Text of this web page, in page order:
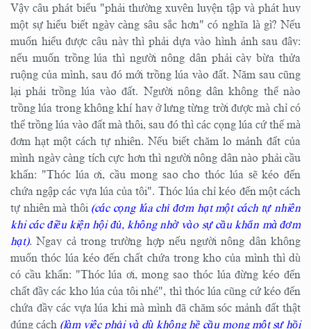
Vậy câu phát biểu "phải thường xuyên luyện tập và phát huy
một sự hiểu biết ngày càng sâu sắc hơn" có nghĩa là gì? Nếu
muốn hiểu được câu này thì phải dựa vào hình ảnh sau đây:
nếu muốn trồng lúa thì người nông dân phải cày bừa thửa
ruộng của mình, sau đó mới trồng lúa vào đất. Năm sau cũng
lại phải trồng lúa vào đất. Người nông dân không thể nào
trồng lúa trong không khí hay ở lưng từng trời được mà chỉ có
thể trồng lúa vào đất mà thôi, sau đó thì các cọng lúa cứ thế mà
đơm hạt một cách tự nhiên. Nếu biết chăm lo mảnh đất của
mình ngày càng tích cực hơn thì người nông dân nào phải cầu
khẩn: "Thóc lúa ơi, cầu mong sao cho thóc lúa sẽ kéo đến
chứa ngập các vựa lúa của tôi". Thóc lúa chỉ kéo đến một cách
tự nhiên mà thôi (các cọng lúa chỉ đơm hạt một cách tự nhiên
khi các điều kiện hội đủ, không nhờ vào sự cầu khẩn mà đơm
hạt). Ngay cả trong trường hợp nếu người nông dân không
muốn thóc lúa kéo đến chất chứa trong kho của mình thì dù
có cầu khẩn: "Thóc lúa ơi, mong sao thóc lúa đừng kéo đến
chất đầy các kho lúa của tôi nhé", thì thóc lúa cũng cứ kéo đến
chứa đầy các vựa lúa khi mà mình đã chăm sóc mảnh đất thật
đúng cách (làm việc phải và dù không hề cầu mong một sự hồi